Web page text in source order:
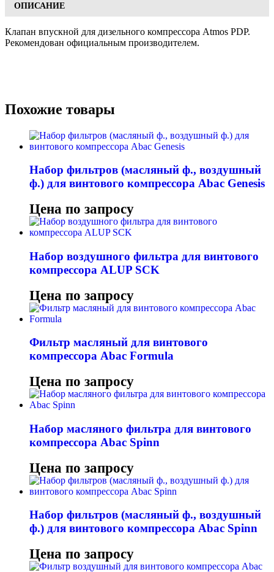
ОПИСАНИЕ
Клапан впускной для дизельного компрессора Atmos PDP.
Рекомендован официальным производителем.
Похожие товары
Набор фильтров (масляный ф., воздушный
ф.) для винтового компрессора Abac Genesis
Цена по запросу
Набор воздушного фильтра для винтового
компрессора ALUP SCK
Цена по запросу
Фильтр масляный для винтового
компрессора Abac Formula
Цена по запросу
Набор масляного фильтра для винтового
компрессора Abac Spinn
Цена по запросу
Набор фильтров (масляный ф., воздушный
ф.) для винтового компрессора Abac Spinn
Цена по запросу